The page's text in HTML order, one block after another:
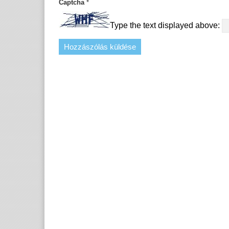
Captcha *
Type the text displayed above: